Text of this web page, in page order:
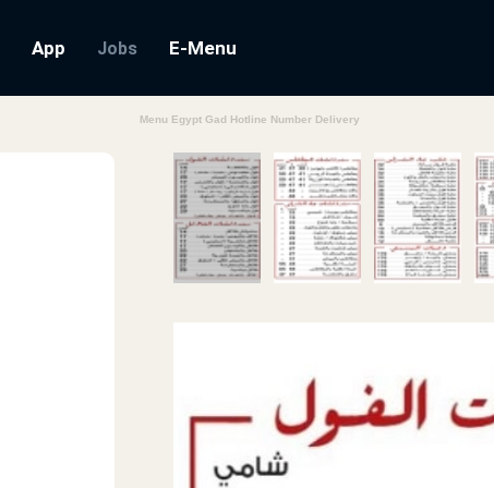
App Jobs E-Menu
Menu Egypt Gad Hotline Number Delivery